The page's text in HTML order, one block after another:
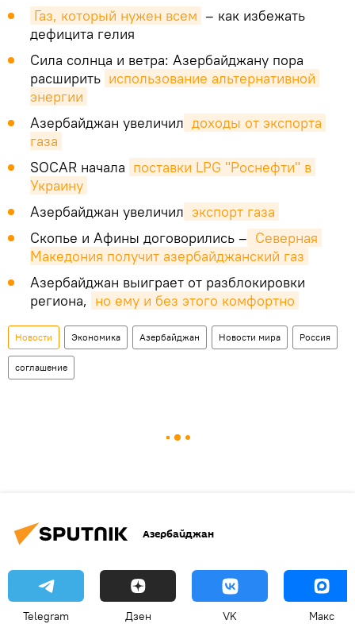
Газ, который нужен всем – как избежать
дефицита гелия
Сила солнца и ветра: Азербайджану пора
расширить использование альтернативной
энергии
Азербайджан увеличил доходы от экспорта
газа
SOCAR начала поставки LPG "Роснефти" в
Украину
Азербайджан увеличил экспорт газа
Скопье и Афины договорились – Северная
Македония получит азербайджанский газ
Азербайджан выиграет от разблокировки
региона, но ему и без этого комфортно
Новости Экономика Азербайджан Новости мира Россия
соглашение
Азербайджан
Telegram Дзен VK Макс